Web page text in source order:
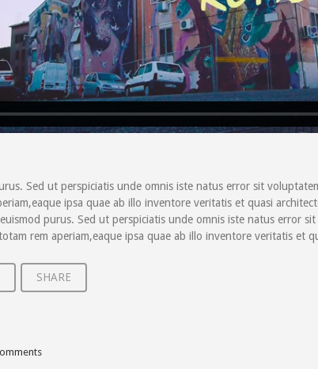
Sed ut perspiciatis unde omnis iste natus error sit
ipsa quae ab illo inventore veritatis et quasi
purus. Sed ut perspiciatis unde omnis iste natus error
rem aperiam,eaque ipsa quae ab illo inventore veritatis et
SHARE